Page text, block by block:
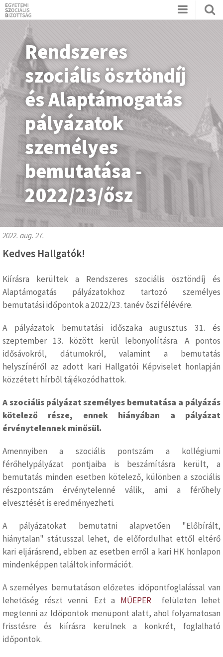
Rendszeres
szociális ösztöndíj
és Alaptámogatás
pályázatok
személyes
bemutatása -
2022/23/ősz
2022. aug. 27.
Kedves Hallgatók!
Kiírásra kerültek a Rendszeres szociális ösztöndíj és
Alaptámogatás pályázatokhoz tartozó személyes
bemutatási időpontok a 2022/23. tanév őszi félévére.
A pályázatok bemutatási időszaka augusztus 31. és
szeptember 13. között kerül lebonyolításra. A pontos
idősávokról, dátumokról, valamint a bemutatás
helyszínéről az adott kari Hallgatói Képviselet honlapján
közzétett hírből tájékozódhattok.
A szociális pályázat személyes bemutatása a pályázás
kötelező része, ennek hiányában a pályázat
érvénytelennek minősül.
Amennyiben a szociális pontszám a kollégiumi
férőhelypályázat pontjaiba is beszámításra került, a
bemutatás minden esetben kötelező, különben a szociális
részpontszám érvénytelenné válik, ami a férőhely
elvesztését is eredményezheti.
A pályázatokat bemutatni alapvetően "Előbírált,
hiánytalan" státusszal lehet, de előfordulhat ettől eltérő
kari eljárásrend, ebben az esetben erről a kari HK honlapon
mindenképpen találtok információt.
A személyes bemutatáson előzetes időpontfoglalással van
lehetőség részt venni. Ezt a MŰEPERfelületen lehet
megtenni az Időpontok menüpont alatt, ahol folyamatosan
frisstésre és kiírásra kerülnek a konkrét, foglalható
időpontok.